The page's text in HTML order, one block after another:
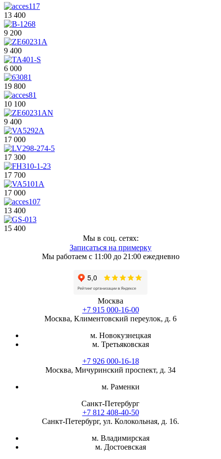
13 400
9 200
9 400
6 000
19 800
10 100
9 400
17 000
17 300
17 700
17 000
13 400
15 400
Мы в соц. сетях:
Записаться на примерку
Мы работаем с 11:00 до 21:00 ежедневно
Москва
+7 915 000-16-00
Москва, Климентовский переулок, д. 6
м. Новокузнецкая
м. Третьяковская
+7 926 000-16-18
Москва, Мичуринский проспект, д. 34
м. Раменки
Санкт-Петербург
+7 812 408-40-50
Санкт-Петербург, ул. Колокольная, д. 16.
м. Владимирская
м. Достоевская